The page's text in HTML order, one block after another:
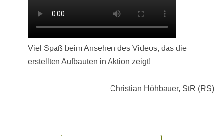
Viel Spaß beim Ansehen des Videos, das die
erstellten Aufbauten in Aktion zeigt!
Christian Höhbauer, StR (RS)